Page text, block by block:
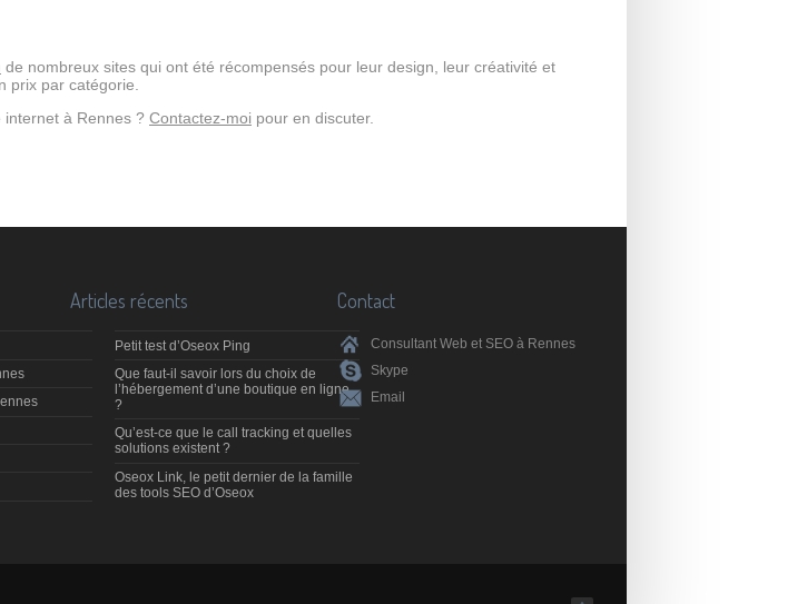
de nombreux sites qui ont été récompensés pour leur design, leur créativité et
prix par catégorie.
internet à Rennes ? Contactez-moi pour en discuter.
Articles récents
Petit test d’Oseox Ping
Que faut-il savoir lors du choix de
l’hébergement d’une boutique en ligne
?
Qu’est-ce que le call tracking et quelles
solutions existent ?
Oseox Link, le petit dernier de la famille
des tools SEO d’Oseox
Contact
Consultant Web et SEO à Rennes
Skype
Email